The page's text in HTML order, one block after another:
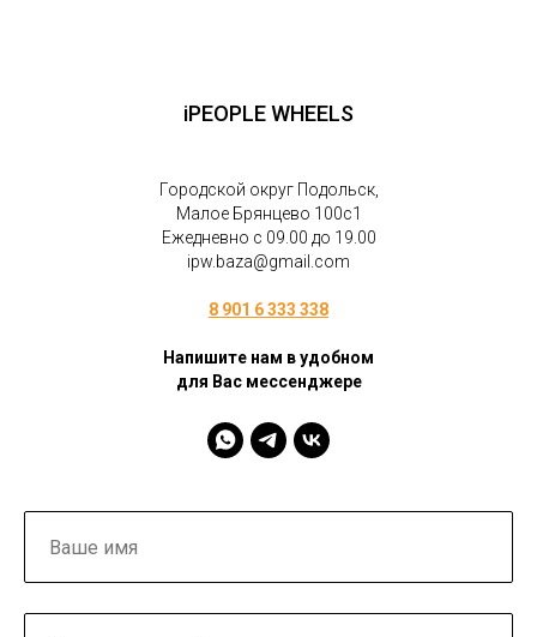
iPEOPLE WHEELS
Городской округ Подольск,
Малое Брянцево 100с1
Ежедневно с 09.00 до 19.00
ipw.baza@gmail.com
8 901 6 333 338
Напишите нам в удобном
для Вас мессенджере